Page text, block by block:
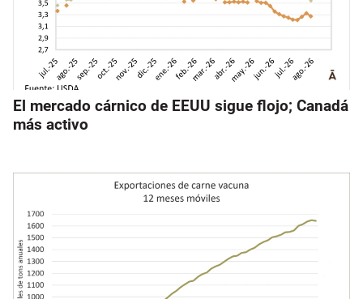
El mercado cárnico de EEUU sigue flojo; Canadá
más activo